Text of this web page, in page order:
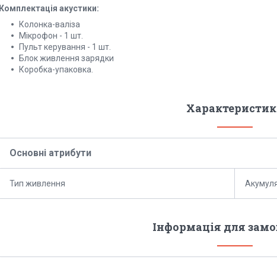
Комплектація акустики:
Колонка-валіза
Мікрофон - 1 шт.
Пульт керування - 1 шт.
Блок живлення зарядки
Коробка-упаковка.
Основні атрибути
Тип живлення
Інформація для